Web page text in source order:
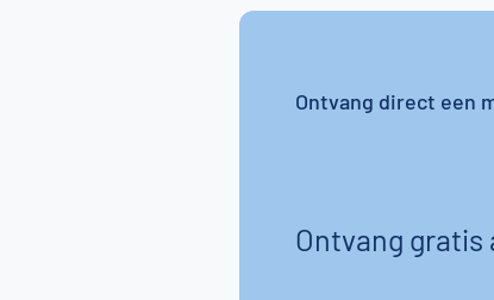
Ontvang gratis
Ontvang direct een